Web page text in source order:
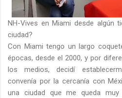
NH-Vives en Miami desde algún
ciudad?
Con Miami tengo un largo
épocas, desde el 2000, y por
los medios, decidí
convenía por la cercanía con
una ciudad que me queda